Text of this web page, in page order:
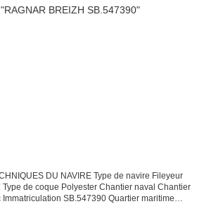
DU NAVIRE Type de navire Fileyeur
de coque Polyester Chantier naval Chantier
SB.547390 Quartier maritime